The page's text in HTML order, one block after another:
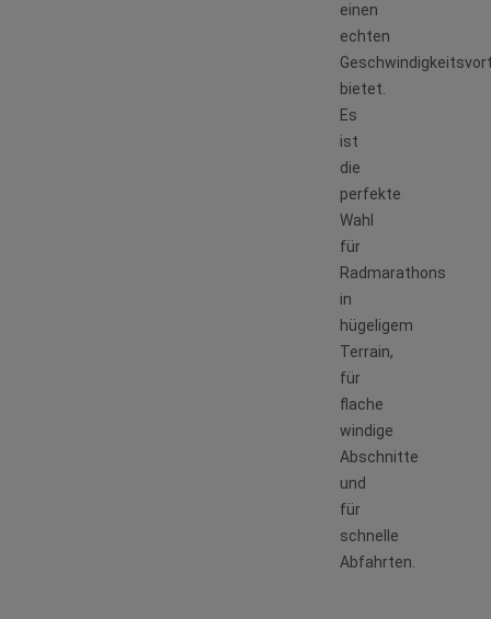
einen
echten
bietet.
Es
ist
die
perfekte
Wahl
für
Radmarathons
in
hügeligem
Terrain,
für
flache
windige
Abschnitte
und
für
schnelle
Abfahrten.